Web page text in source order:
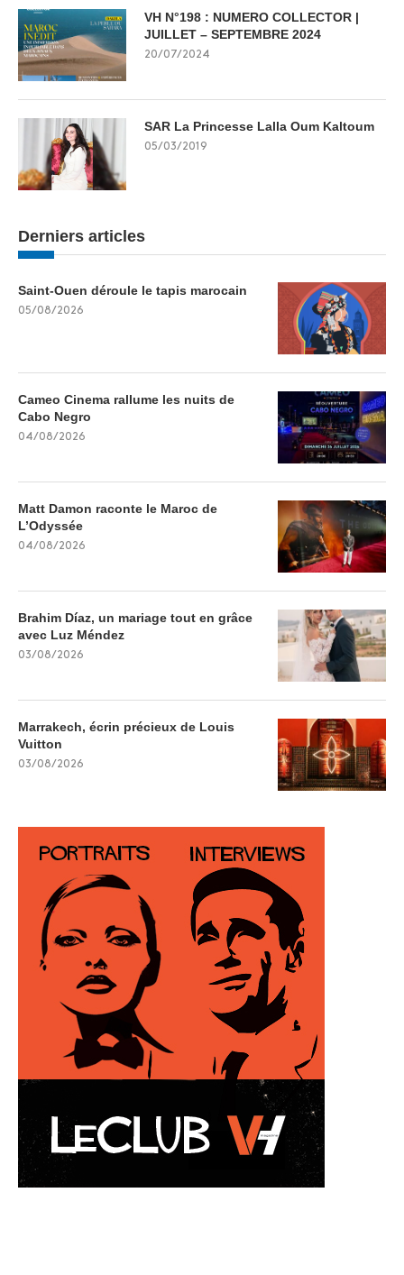
VH N°198 : NUMERO COLLECTOR |
JUILLET – SEPTEMBRE 2024
20/07/2024
SAR La Princesse Lalla Oum Kaltoum
05/03/2019
Derniers articles
Saint-Ouen déroule le tapis marocain
05/08/2026
Cameo Cinema rallume les nuits de
Cabo Negro
04/08/2026
Matt Damon raconte le Maroc de
L’Odyssée
04/08/2026
Brahim Díaz, un mariage tout en grâce
avec Luz Méndez
03/08/2026
Marrakech, écrin précieux de Louis
Vuitton
03/08/2026